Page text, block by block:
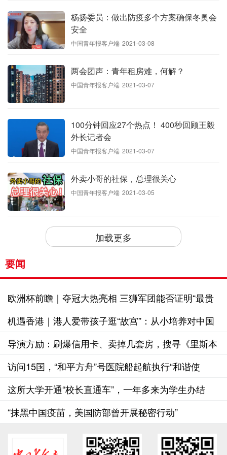
杨扬委员：做出防疫多个方案确保冬奥会
安全
中国青年报客户端 2021-03-08
两会团声：青年租房难，何解？
中国青年报客户端 2021-03-07
100分钟回应27个热点！ 400秒回顾王毅
外长记者会
中国青年报客户端 2021-03-07
外卖小哥的社保，总理很关心
中国青年报客户端 2021-03-05
加载更多
要闻
欧洲杯前瞻｜夺冠大热亮相 三狮军团能否证明“最贵
的就是最好的”
机遇香港｜港人爱带孩子逛“故宫”：从小培养对中国
文化的兴趣很重要
导演方励：刷爆信用卡、卖掉几套房，搜寻《里斯本
丸沉没》真相
访问15国，“和平方舟”号医院船起航执行“和谐使
命-2024”任务
这所大学开通“校长直通车”，一年多来为学生办结
3000多条事项
“抹黑中国疫苗，美国防部曾开展秘密行动”